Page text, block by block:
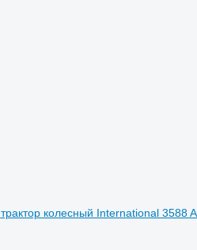
трактор колесный International 3588